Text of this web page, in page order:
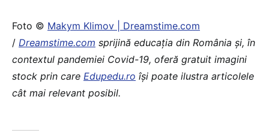
Foto © Makym Klimov | Dreamstime.com
/ Dreamstime.com sprijină educaţia din România şi, în
contextul pandemiei Covid-19, oferă gratuit imagini
stock prin care Edupedu.ro îşi poate ilustra articolele
cât mai relevant posibil.